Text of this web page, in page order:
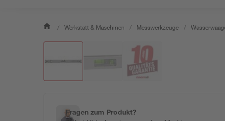
/ Werkstatt & Maschinen / Messwerkzeuge /
Fragen zum Produkt?